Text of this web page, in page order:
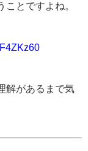
とですよね。
解があるまで気